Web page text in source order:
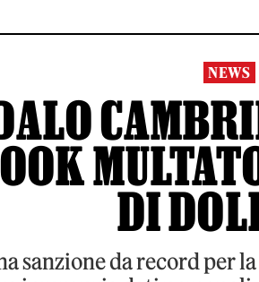
NEWS
DI
sanzione da record per